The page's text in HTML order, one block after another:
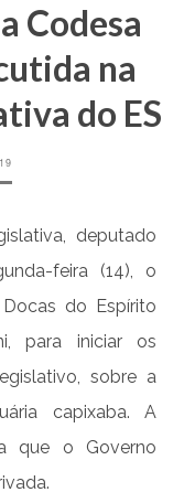
Codesa
na
do ES
deputado
feira (14), o
do Espírito
para iniciar os
sobre a
capixaba. A
que o Governo